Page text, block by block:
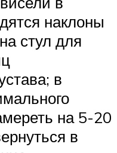
наклоны
стул для
в
на 5-20
в